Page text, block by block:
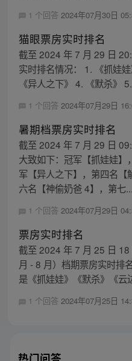
1 个回答 2024年07月30日
猫眼票房实时排名
截至 2024 年 7 月 29 日
实时排名情况： 1. 《抓娃
《异人之下》 4. 《默杀》
1 个回答 2024年07月29日
暑期档票房实时排名
截至 2024 年 7 月 29 日
大致如下：冠军【抓娃娃
军【异人之下】，第四名
六名【神偷奶爸 4】，第七...
1 个回答 2024年07月29日
票房实时排名
截至 2024 年 7 月 25 日
月 - 8 月）档期票房实时排
是《抓娃娃》《默杀》《云
1 个回答 2024年07月25日
热门问答